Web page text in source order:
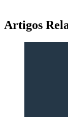
Artigos